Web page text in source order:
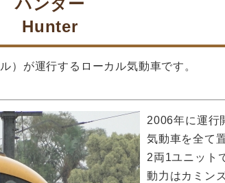
ハンター
Hunter
）が運行するローカル気動車です。
2006年に運行
気動車を全て
2両1ユニット
動力はカミン